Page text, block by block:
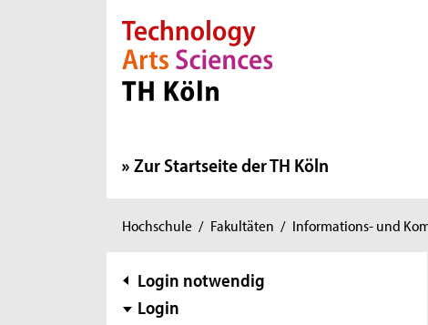
Direkt zur Hauptnavigation
Direkt zur Subnavigation
Direkt zum Inhalt
Direkt zum Fußbereich
Zur Startseite der TH Köln
Sie
hier:
Hochschule / Fakultäten / Informations- und
Subnavigation
Login notwendig
Login